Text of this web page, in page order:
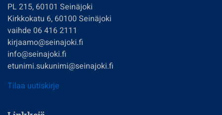
PL 215, 60101 Seinäjoki
Kirkkokatu 6, 60100 Seinäjoki
vaihde 06 416 2111
kirjaamo@seinajoki.fi
info@seinajoki.fi
etunimi.sukunimi@seinajoki.fi
Tilaa uutiskirje